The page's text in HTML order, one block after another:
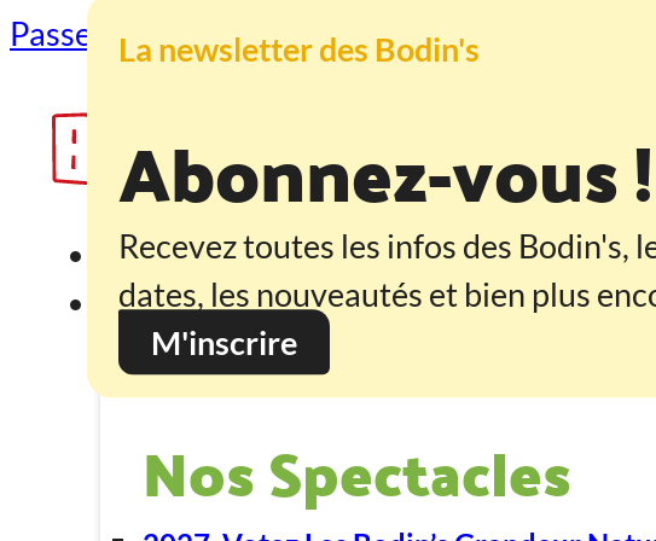
Passer au contenu principal Passer au pied de
Accueil
Programmation
Nos Spectacles
La newsletter des Bodin's
Abonnez-vous !
Recevez toutes les infos des Bodin's,
dates, les nouveautés et bien plus
M'inscrire